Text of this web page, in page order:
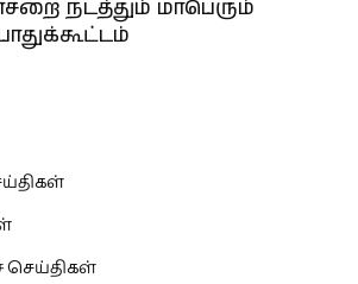
நடத்தும் மாபெரும்
செய்திகள்